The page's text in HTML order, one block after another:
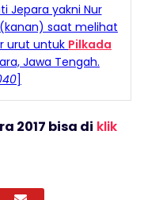
Jepara yakni Nur
saat melihat
urut untuk Pilkada
Jawa Tengah.
]
2017 bisa di klik